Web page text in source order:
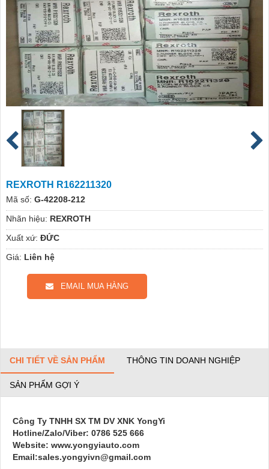
REXROTH R162211320
Mã số: G-42208-212
Nhãn hiệu: REXROTH
Xuất xứ: ĐỨC
Giá: Liên hệ
EMAIL MUA HÀNG
CHI TIẾT VỀ SẢN PHẨM THÔNG TIN DOANH NGHIỆP
SẢN PHẨM GỢI Ý
Công Ty TNHH SX TM DV XNK YongYi
Hotline/Zalo/Viber: 0786 525 666
Website: www.yongyiauto.com
Email:sales.yongyivn@gmail.com